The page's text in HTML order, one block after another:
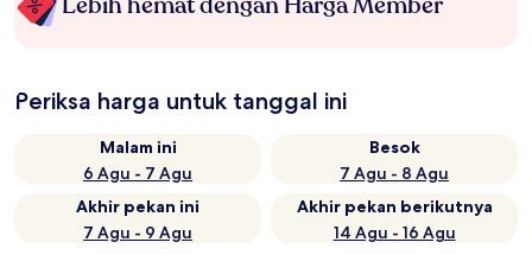
Periksa harga untuk tanggal ini
Malam ini
6 Agu - 7 Agu
Besok
7 Agu - 8 Agu
Akhir pekan ini
7 Agu - 9 Agu
Akhir pekan berikutnya
14 Agu - 16 Agu